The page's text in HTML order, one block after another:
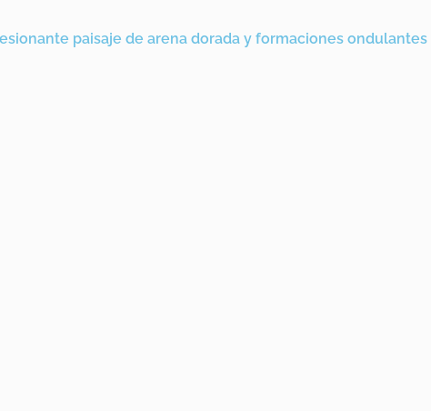
paisaje de arena dorada y formaciones ondulantes